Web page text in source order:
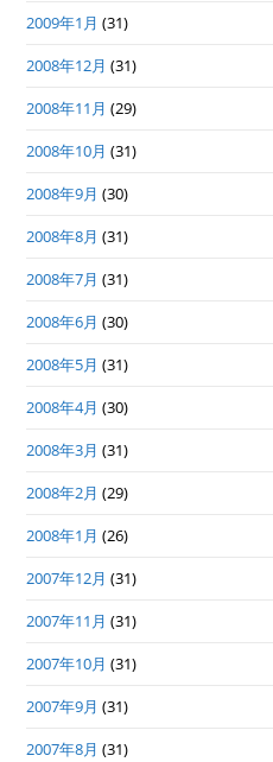
2009年1月 (31)
2008年12月 (31)
2008年11月 (29)
2008年10月 (31)
2008年9月 (30)
2008年8月 (31)
2008年7月 (31)
2008年6月 (30)
2008年5月 (31)
2008年4月 (30)
2008年3月 (31)
2008年2月 (29)
2008年1月 (26)
2007年12月 (31)
2007年11月 (31)
2007年10月 (31)
2007年9月 (31)
2007年8月 (31)